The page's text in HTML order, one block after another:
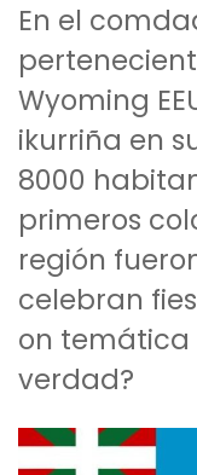
En el
Wyoming
ikurriña en
8000
primeros
región
celebran
on temática
verdad?